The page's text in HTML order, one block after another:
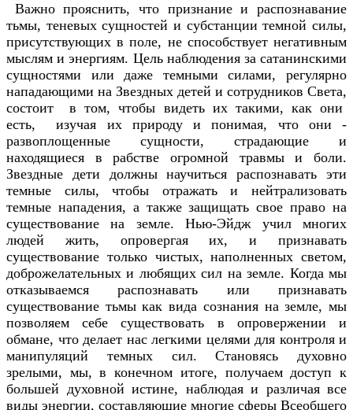
Важно прояснить, что признание и распознавание
тьмы, теневых сущностей и субстанции темной силы,
присутствующих в поле, не способствует негативным
мыслям и энергиям. Цель наблюдения за сатанинскими
сущностями или даже темными силами, регулярно
нападающими на Звездных детей и сотрудников Света,
состоит в том, чтобы видеть их такими, как они
есть, изучая их природу и понимая, что они -
развоплощенные сущности, страдающие и
находящиеся в рабстве огромной травмы и боли.
Звездные дети должны научиться распознавать эти
темные силы, чтобы отражать и нейтрализовать
темные нападения, а также защищать свое право на
существование на земле. Нью-Эйдж учил многих
людей жить, опровергая их, и признавать
существование только чистых, наполненных светом,
доброжелательных и любящих сил на земле. Когда мы
отказываемся распознавать или признавать
существование тьмы как вида сознания на земле, мы
позволяем себе существовать в опровержении и
обмане, что делает нас легкими целями для контроля и
манипуляций темных сил. Становясь духовно
зрелыми, мы, в конечном итоге, получаем доступ к
большей духовной истине, наблюдая и различая все
виды энергии, составляющие многие сферы Всеобщего